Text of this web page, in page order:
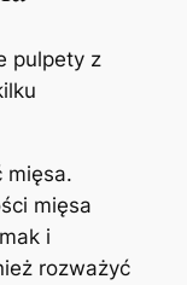
pulpety z
mięsa.
mięsa
i
rozważyć